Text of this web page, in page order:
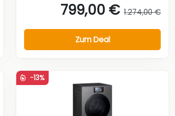
799,00 € 1.274,00 €
Zum Deal
-13%